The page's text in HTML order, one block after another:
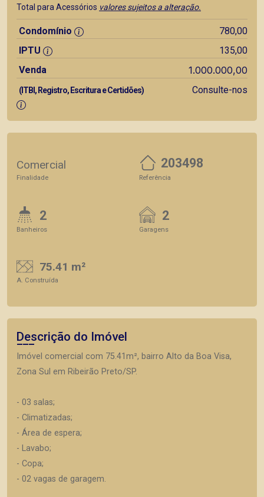
Total para Acessórios valores sujeitos a alteração.
Condomínio
780,00
IPTU
135,00
Venda
1.000.000,00
(ITBI, Registro, Escritura e Certidões) Consulte-nos
Comercial
Finalidade
203498
Referência
2
Banheiros
2
Garagens
75.41 m²
A. Construída
Descrição do Imóvel
Imóvel comercial com 75.41m², bairro Alto da Boa Visa,
Zona Sul em Ribeirão Preto/SP.
- 03 salas;
- Climatizadas;
- Área de espera;
- Lavabo;
- Copa;
- 02 vagas de garagem.